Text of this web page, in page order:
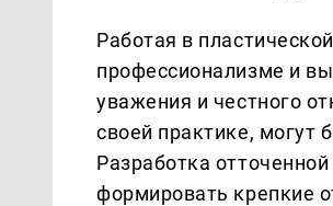
Работая в
профессионализме и
уважения и честного
своей практике,
Разработка
формировать крепкие